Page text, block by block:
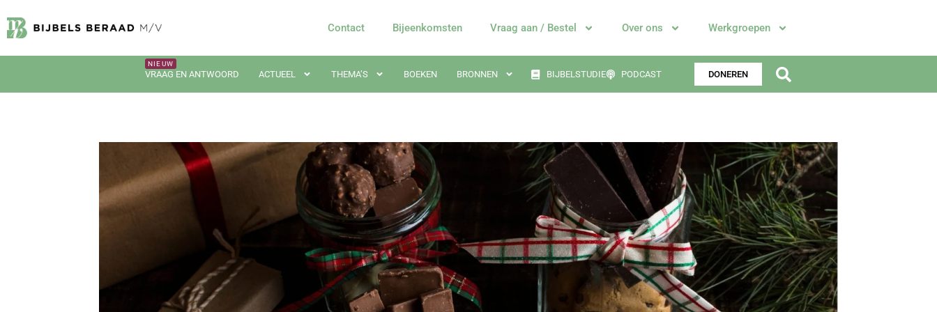
Contact Bijeenkomsten Vraag aan / Bestel Over ons Werkgroepen
VRAAG EN ANTWOORD ACTUEEL THEMA’S BOEKEN BRONNEN BIJBELSTUDIE PODCAST DONEREN